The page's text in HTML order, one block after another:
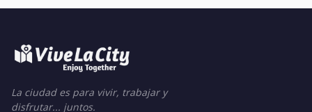
La ciudad es para vivir, trabajar y
disfrutar... juntos.